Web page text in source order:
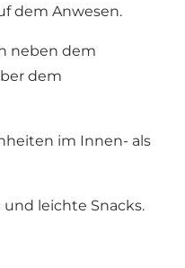
dem Anwesen.
neben dem
dem
im Innen- als
und leichte Snacks.